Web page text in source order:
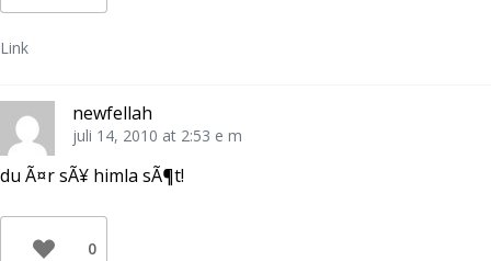
Link
newfellah
juli 14, 2010 at 2:53 e m
du Ã¤r sÃ¥ himla sÃ¶t!
0